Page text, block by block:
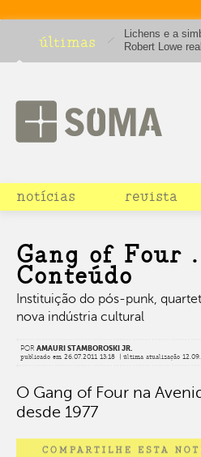
últimas
Lichens e a
Robert Lowe
solo. Leia
notícias revista
Gang of Four
Conteúdo
Instituição do pós-punk,
nova indústria cultural
POR AMAURI STAMBOROSKI JR.
publicado em 26.07.2011 13:18 | última atualização
O Gang of Four na
desde 1977